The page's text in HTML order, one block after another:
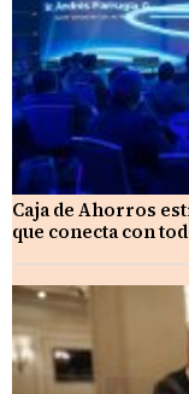
Caja de Ahorros
que conecta con